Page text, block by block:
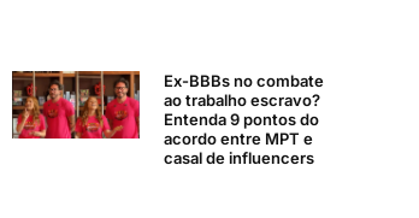
Ex-BBBs no combate
ao trabalho escravo?
Entenda 9 pontos do
acordo entre MPT e
casal de influencers